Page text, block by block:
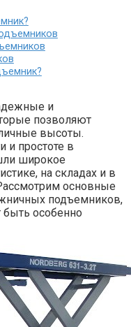
и
позволяют
высоты.
и простоте в
широкое
на складах и в
основные
подъемников,
быть особенно